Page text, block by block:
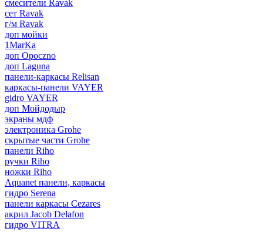
смесители Ravak
сет Ravak
г/м Ravak
доп мойки
1MarKa
доп Opoczno
доп Laguna
панели-каркасы Relisan
каркасы-панели VAYER
gidro VAYER
доп Мойдодыр
экраны мдф
электроника Grohe
скрытые части Grohe
панели Riho
ручки Riho
ножки Riho
Aquanet панели, каркасы
гидро Serena
панели каркасы Cezares
акрил Jacob Delafon
гидро VITRA